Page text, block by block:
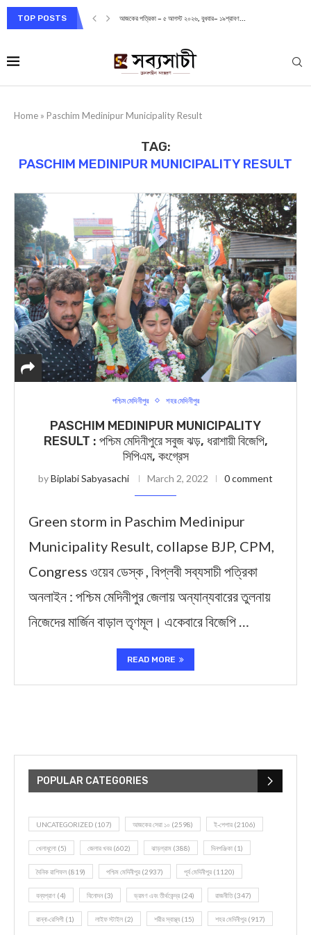
TOP POSTS আজকের পত্রিকা – ৫ আগস্ট ২০২৬, বুধবার– ১৯শ্রাবণ...
Home » Paschim Medinipur Municipality Result
TAG:
PASCHIM MEDINIPUR MUNICIPALITY RESULT
পশ্চিম মেদিনীপুর শহর মেদিনীপুর
PASCHIM MEDINIPUR MUNICIPALITY
RESULT : পশ্চিম মেদিনীপুরে সবুজ ঝড়, ধরাশায়ী বিজেপি,
সিপিএম, কংগ্রেস
byBiplabi Sabyasachi March 2, 2022 0 comment
Green storm in Paschim Medinipur
Municipality Result, collapse BJP, CPM,
Congress ওয়েব ডেস্ক , বিপ্লবী সব্যসাচী পত্রিকা
অনলাইন : পশ্চিম মেদিনীপুর জেলায় অন্যান্যবারের তুলনায়
নিজেদের মার্জিন বাড়াল তৃণমূল। একেবারে বিজেপি …
READ MORE
POPULAR CATEGORIES
UNCATEGORIZED (107) আজকের সেরা ১০ (2598) ই-পেপার (2106)
খেলাধূলো (5) জেলার খবর (602) ঝাড়গ্রাম (388) দিনপঞ্জিকা (1)
দৈনিক রাশিফল (819) পশ্চিম মেদিনীপুর (2937) পূর্ব মেদিনীপুর (1120)
বন্যপ্রাণ (4) বিনোদন(3) ভ্রমণ এবং তীর্থকেন্দ্র (24) রাজনীতি(347)
রান্না-রেসিপী (1) লাইফ স্টাইল (2) শরীর স্বাস্থ্য (15) শহর মেদিনীপুর (917)